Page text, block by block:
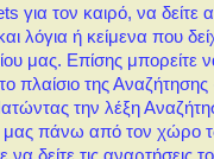
για τον καιρό, να δείτε
λόγια ή κείμενα που
μας. Επίσης μπορείτε
πλαίσιο της
την λέξη
μας πάνω από τον χώρο
δείτε τις αναρτήσεις